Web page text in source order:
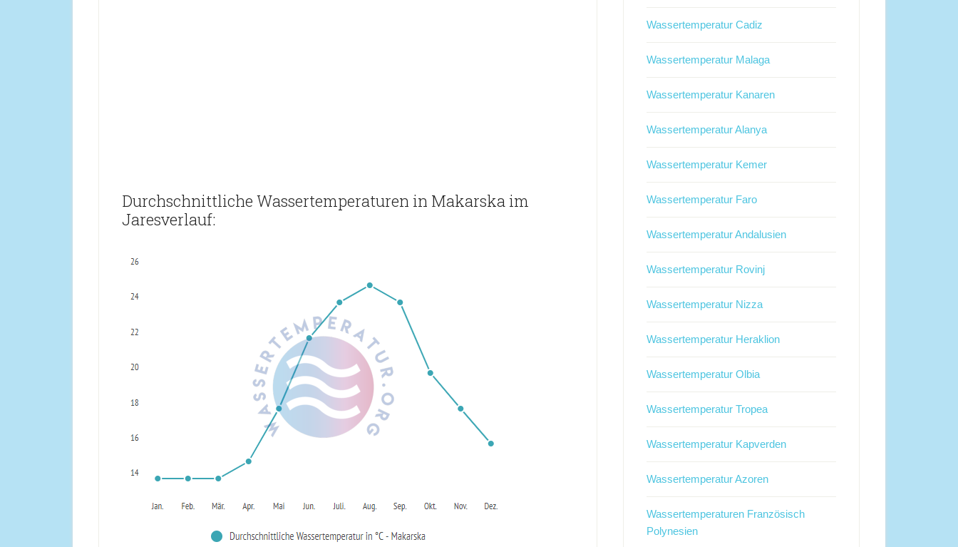
Durchschnittliche Wassertemperaturen in Makarska im
Jaresverlauf:
Wassertemperatur Cadiz
Wassertemperatur Malaga
Wassertemperatur Kanaren
Wassertemperatur Alanya
Wassertemperatur Kemer
Wassertemperatur Faro
Wassertemperatur Andalusien
Wassertemperatur Rovinj
Wassertemperatur Nizza
Wassertemperatur Heraklion
Wassertemperatur Olbia
Wassertemperatur Tropea
Wassertemperatur Kapverden
Wassertemperatur Azoren
Wassertemperaturen Französisch
Polynesien